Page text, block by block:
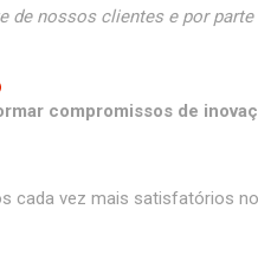
nossos clientes e por
compromissos de
cada vez mais satisfatórios no